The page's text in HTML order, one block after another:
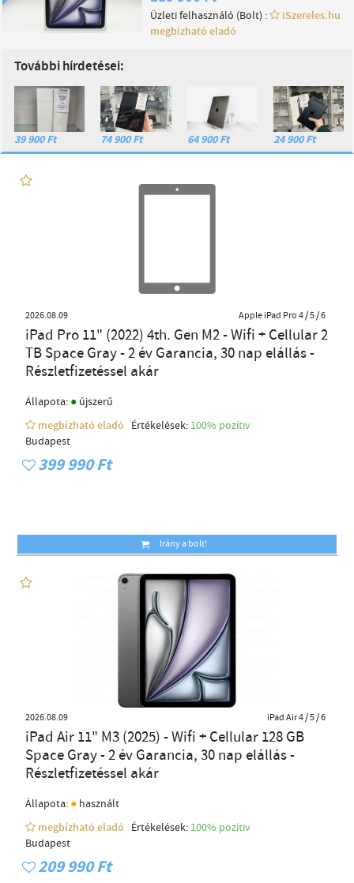
Üzleti felhasználó (Bolt) :
iSzereles.hu
megbízható eladó
További hírdetései:
39 900 Ft 74 900 Ft 64 900 Ft 24 900 Ft
2026.08.09 Apple iPad Pro 4 / 5 / 6
iPad Pro 11" (2022) 4th. Gen M2 - Wifi + Cellular 2
TB Space Gray - 2 év Garancia, 30 nap elállás -
Részletfizetéssel akár
Állapota: ● újszerű
megbízható eladó
Értékelések: 100% pozítiv
Budapest
399 990 Ft
Irány a bolt!
2026.08.09 iPad Air 4 / 5 / 6
iPad Air 11" M3 (2025) - Wifi + Cellular 128 GB
Space Gray - 2 év Garancia, 30 nap elállás -
Részletfizetéssel akár
Állapota: ● használt
megbízható eladó
Értékelések: 100% pozítiv
Budapest
209 990 Ft